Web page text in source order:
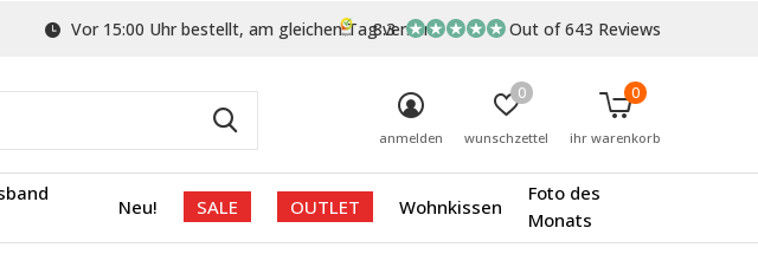
Neu! SALE OUTLET Wohnkissen
Foto des
Monats
anmelden wunschzettel
0
ihr warenkorb
0
Vor 15:00 Uhr bestellt, am gleichen Tag versand
8.3 Out of 643 Reviews